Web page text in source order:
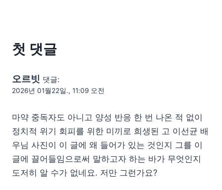
첫 댓글
오르빗 댓글:
2026년 01월22일., 11:09 오전
마약 중독자도 아니고 양성 반응 한 번 나온 적 없이
정치적 위기 회피를 위한 미끼로 희생된 고 이선균 배
우님 사진이 이 글에 왜 들어가 있는 것인지 그를 이
글에 끌어들임으로써 말하고자 하는 바가 무엇인지
도저히 알 수가 없네요. 저만 그런가요?